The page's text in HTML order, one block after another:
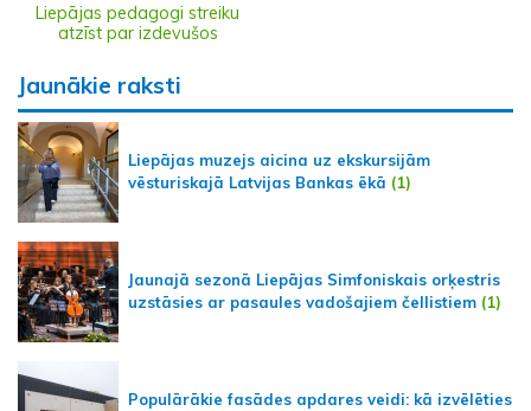
Liepājas pedagogi streiku
atzīst par izdevušos
Jaunākie raksti
Liepājas muzejs aicina uz ekskursijām
vēsturiskajā Latvijas Bankas ēkā (1)
Jaunajā sezonā Liepājas Simfoniskais orķestris
uzstāsies ar pasaules vadošajiem čellistiem (1)
Populārākie fasādes apdares veidi: kā izvēlēties